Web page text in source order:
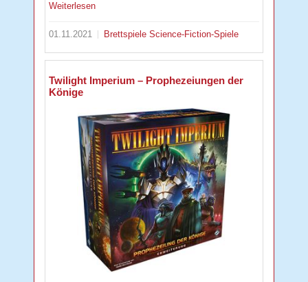
Weiterlesen
01.11.2021 BrettspieleScience-Fiction-Spiele
Twilight Imperium – Prophezeiungen der
Könige